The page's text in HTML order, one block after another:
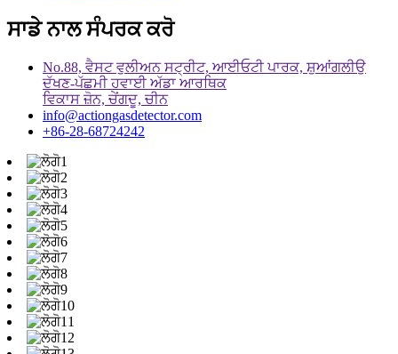
ਸਾਡੇ ਨਾਲ ਸੰਪਰਕ ਕਰੋ
No.88, ਵੈਸਟ ਵੁਲੀਅਨ ਸਟ੍ਰੀਟ, ਆਈਓਟੀ ਪਾਰਕ, ​​ਸ਼ੁਆਂਗਲੀਉ
ਦੱਖਣ-ਪੱਛਮੀ ਹਵਾਈ ਅੱਡਾ ਆਰਥਿਕ
ਵਿਕਾਸ ਜ਼ੋਨ, ਚੇਂਗਦੂ, ਚੀਨ
info@actiongasdetector.com
+86-28-68724242